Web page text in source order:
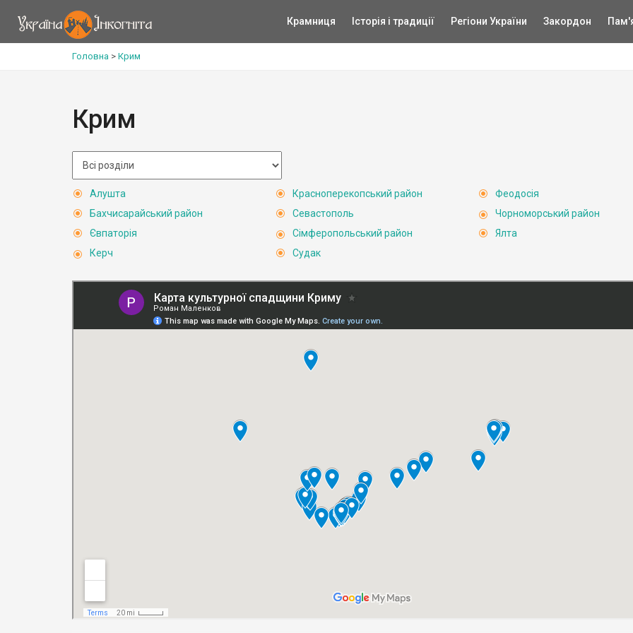
Крамниця Історія і традиції Регіони України Закордон
Головна > Крим
Крим
Алушта
Бахчисарайський район
Євпаторія
Керч
Красноперекопський район
Севастополь
Сімферопольський район
Судак
Феодосія
Чорноморський район
Ялта